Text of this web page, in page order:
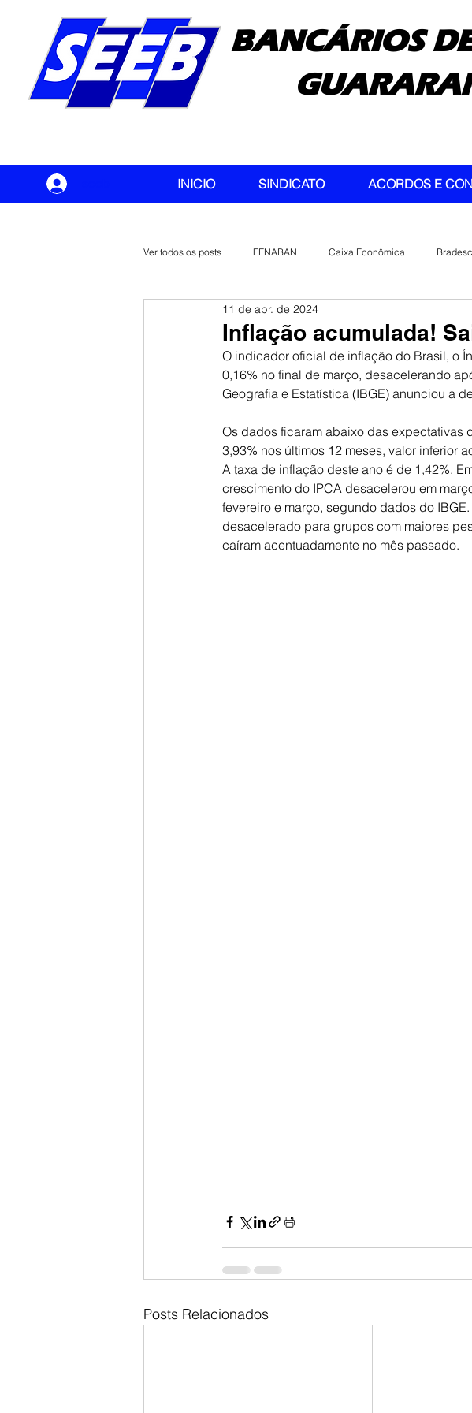
BANCÁRIOS
INICIO SINDICATO ACORDOS E
Ver todos os posts FENABAN Caixa Econômica
Banco do Brasil CONTEC
Inflação acumulada!
11 de abr. de 2024
O indicador oficial de inflação do Brasil, o
0,16% no final de março, desacelerando
Geografia e Estatística (IBGE) anunciou a
Os dados ficaram abaixo das expectativas
3,93% nos últimos 12 meses, valor inferior
A taxa de inflação deste ano é de 1,42%.
crescimento do IPCA desacelerou em
fevereiro e março, segundo dados do
desacelerado para grupos com maiores
caíram acentuadamente no mês passado.
Posts Relacionados